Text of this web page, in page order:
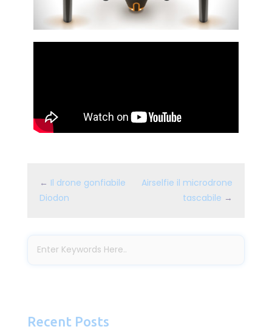
← Il drone gonfiabile
Diodon
Airselfie il microdrone
tascabile →
Recent Posts